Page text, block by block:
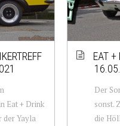
Eat + Drink
der Yayla
EAT +
Der
sonst.
die